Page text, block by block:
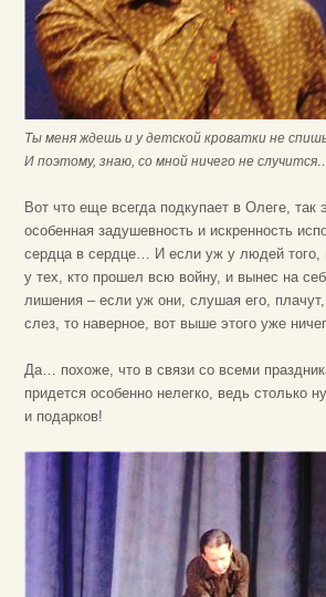
Ты меня ждешь и у детской кроватки не
И поэтому, знаю, со мной ничего не
Вот что еще всегда подкупает в Олеге, так
особенная задушевность и искренность
сердца в сердце… И если уж у людей того,
у тех, кто прошел всю войну, и вынес на
лишения – если уж они, слушая его,
слез, то наверное, вот выше этого уже
Да… похоже, что в связи со всеми
придется особенно нелегко, ведь столько
и подарков!